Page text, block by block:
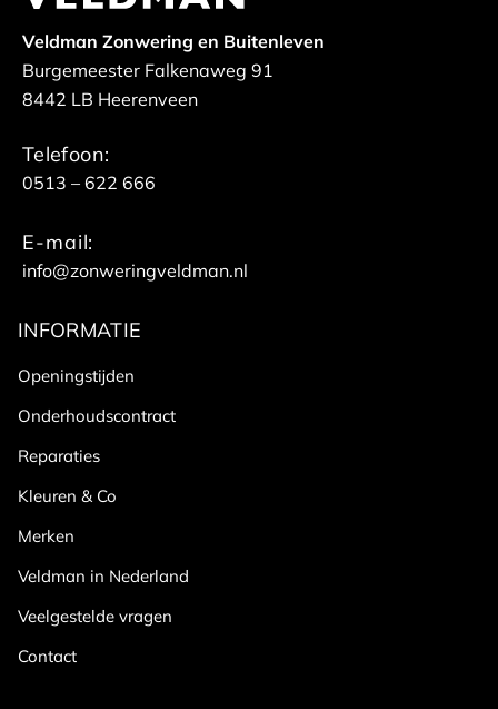
Veldman Zonwering en Buitenleven
Burgemeester Falkenaweg 91
8442 LB Heerenveen
Telefoon:
0513 – 622 666
E-mail:
info@zonweringveldman.nl
INFORMATIE
Openingstijden
Onderhoudscontract
Reparaties
Kleuren & Co
Merken
Veldman in Nederland
Veelgestelde vragen
Contact